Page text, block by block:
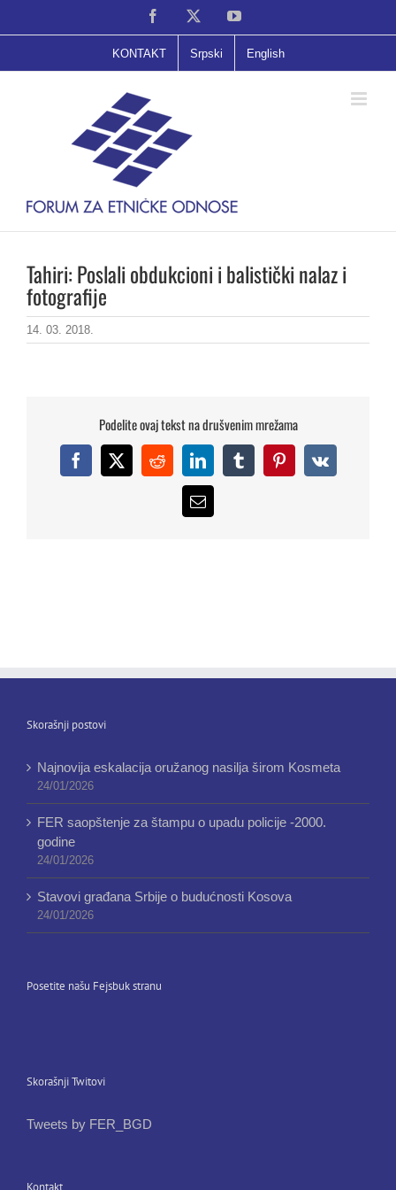
Facebook YouTube
KONTAKT Srpski English
Tahiri: Poslali obdukcioni i balistički nalaz i
fotografije
14. 03. 2018.
Podelite ovaj tekst na drušvenim mrežama
Facebook
X RedditLinkedInTumblrPinterest
Vk
Email
Skorašnji postovi
Najnovija eskalacija oružanog nasilja širom Kosmeta
24/01/2026
FER saopštenje za štampu o upadu policije -2000.
godine
24/01/2026
Stavovi građana Srbije o budućnosti Kosova
24/01/2026
Posetite našu Fejsbuk stranu
Skorašnji Twitovi
Tweets by FER_BGD